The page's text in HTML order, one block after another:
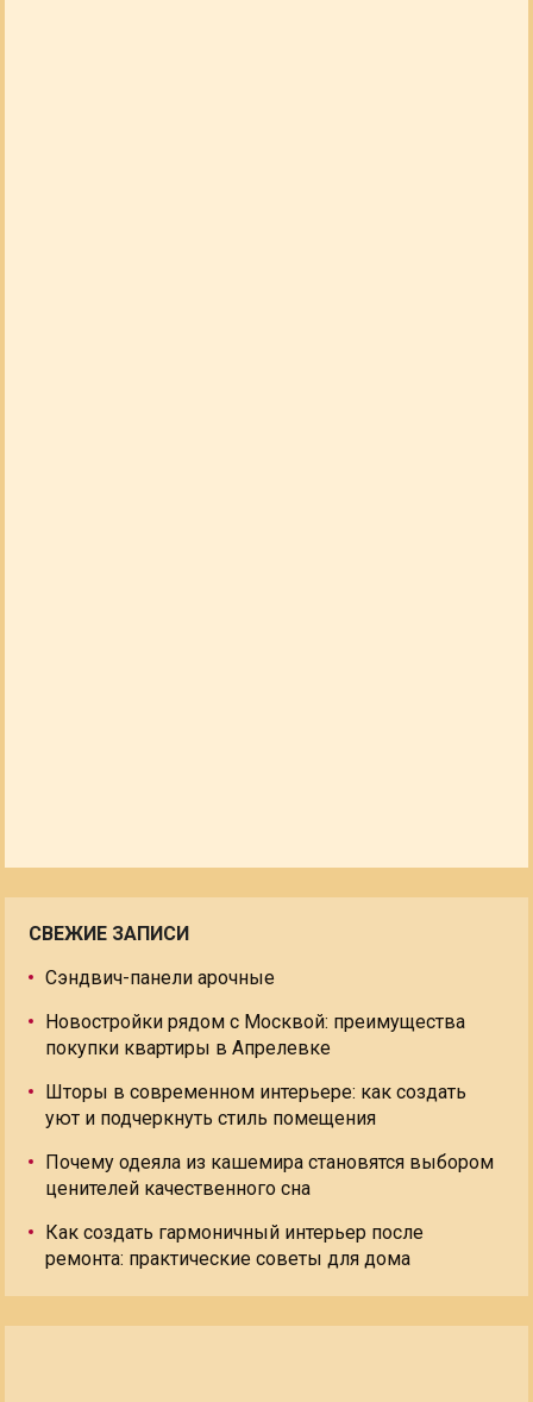
СВЕЖИЕ ЗАПИСИ
Сэндвич-панели арочные
Новостройки рядом с Москвой: преимущества
покупки квартиры в Апрелевке
Шторы в современном интерьере: как создать
уют и подчеркнуть стиль помещения
Почему одеяла из кашемира становятся выбором
ценителей качественного сна
Как создать гармоничный интерьер после
ремонта: практические советы для дома